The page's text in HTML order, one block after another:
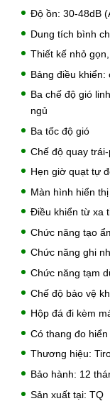
Độ ồn: 30-48dB
Dung tích bình
Thiết kế nhỏ
Bảng điều khiển:
Ba chế độ gió
ngủ
Ba tốc độ gió
Chế độ quay
Hẹn giờ quạt tự
Màn hình hiển
Điều khiển từ xa
Chức năng tạo
Chức năng ghi
Chức năng tạm
Chế độ bảo vệ
Hộp đá đi kèm
Có thang đo
Thương hiệu:
Bảo hành: 12
Sản xuất tại: TQ